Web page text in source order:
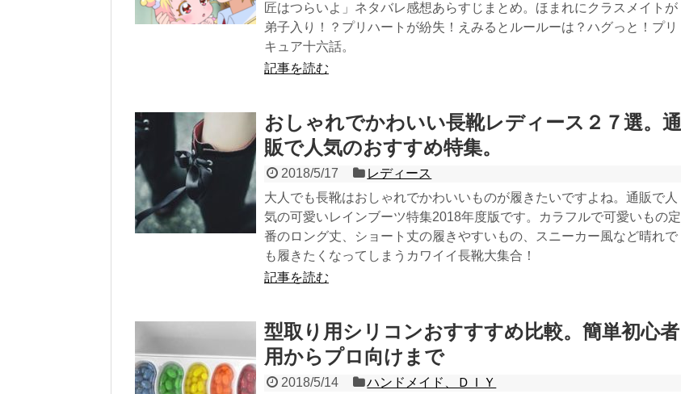
匠はつらいよ」ネタバレ感想あらすじまとめ。ほまれにクラスメイトが
弟子入り！？プリハートが紛失！えみるとルールーは？ハグっと！プリ
キュア十六話。
記事を読む
おしゃれでかわいい長靴レディース２７選。通
販で人気のおすすめ特集。
2018/5/17
レディース
大人でも長靴はおしゃれでかわいいものが履きたいですよね。通販で人
気の可愛いレインブーツ特集2018年度版です。カラフルで可愛いもの定
番のロング丈、ショート丈の履きやすいもの、スニーカー風など晴れで
も履きたくなってしまうカワイイ長靴大集合！
記事を読む
型取り用シリコンおすすすめ比較。簡単初心者
用からプロ向けまで
2018/5/14
ハンドメイド、ＤＩＹ